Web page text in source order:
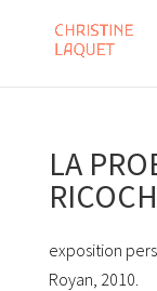
LA
exposition
Royan, 2010.